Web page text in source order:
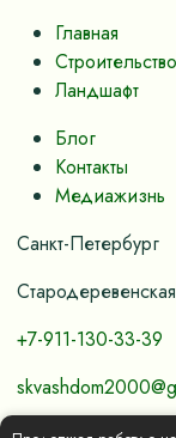
Главная
Строительство
Ландшафт
Блог
Контакты
Медиажизнь
Санкт-Петербург
+7-911-130-33-39